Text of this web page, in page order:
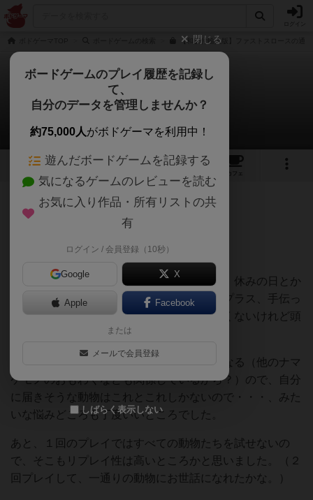
【和訳付輸入版】ファストスロースの通
ファスト・スロース
hisakaGoさんのレビュー
9 10
カフェ
408名 2名 0 4年弱前
予想していた以上に癖になるゲームでした。
テーマが自分は動けない、というところで、休みの日とか
にあまり動きたくない自分にはピッタリ。プラス、手伝っ
てもらう動物たちの個性が強くて、動きたくないけれど頭
は使うんですよね。
また丁度いいくらいに動物たちがまばらになる（他のナマ
ケモノのおもわくなども関係しているから？）ので、自分
に届きそうな動物はこれとこれしかないので・・・、みた
いな悩みどころも丁度いいところでした。
あと、１回のプレイではすべての動物たちを試せないの
で、そこもリプレイ性は高いところかと思いました。（２
回プレイして、一通りの動物にお世話になれたかな。）
閉じる
ボードゲームのプレイ履歴を記録し
て、
自分のデータを管理しませんか？
約75,000人がボドゲーマを利用中！
遊んだボードゲームを記録する
気になるゲームのレビューを読む
お気に入り作品・所有リストの共
有
ログイン / 会員登録（10秒）
Google X
Apple Facebook
または
メールで会員登録
しばらく表示しない